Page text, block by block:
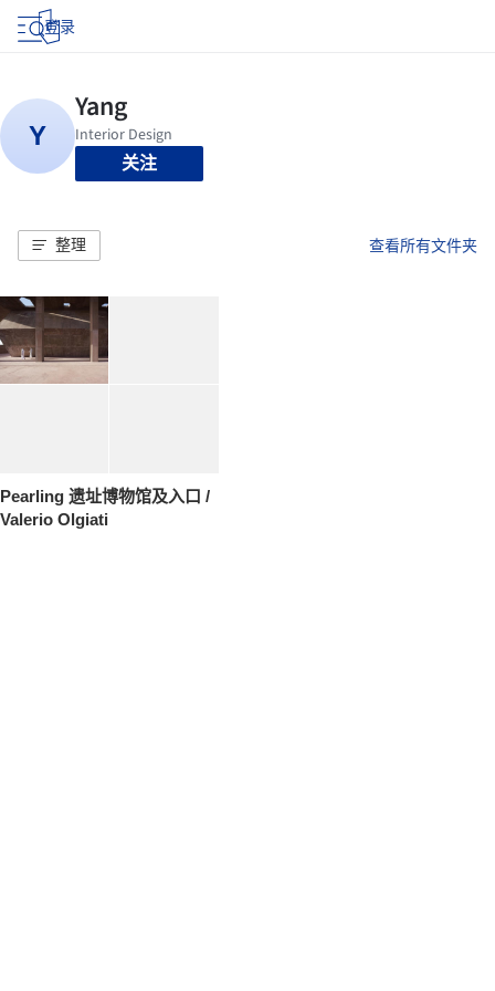
登录
关注
整理 查看所有文件夹
Pearling 遗址博物馆及入口 /
Valerio Olgiati